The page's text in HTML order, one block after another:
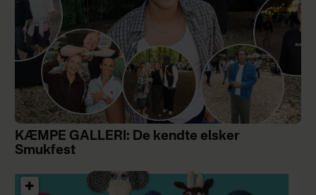
KÆMPE GALLERI: De kendte elsker
Smukfest